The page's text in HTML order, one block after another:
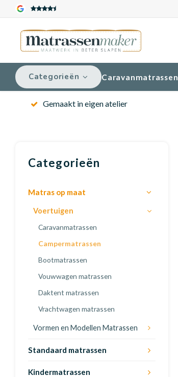
Categorieën Caravanmatrassen
Gemaakt in eigen atelier
Categorieën
Matras op maat
Voertuigen
Caravanmatrassen
Campermatrassen
Bootmatrassen
Vouwwagen matrassen
Daktent matrassen
Vrachtwagen matrassen
Vormen en Modellen Matrassen
Standaard matrassen
Kindermatrassen